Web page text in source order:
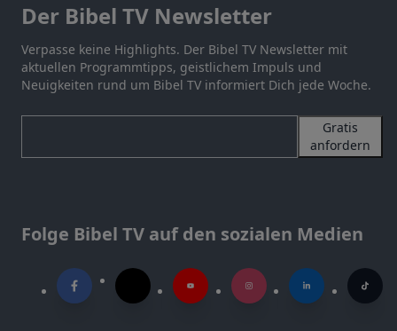
Der Bibel TV Newsletter
Verpasse keine Highlights. Der Bibel TV Newsletter mit
aktuellen Programmtipps, geistlichem Impuls und
Neuigkeiten rund um Bibel TV informiert Dich jede Woche.
Gratis
anfordern
Folge Bibel TV auf den sozialen Medien